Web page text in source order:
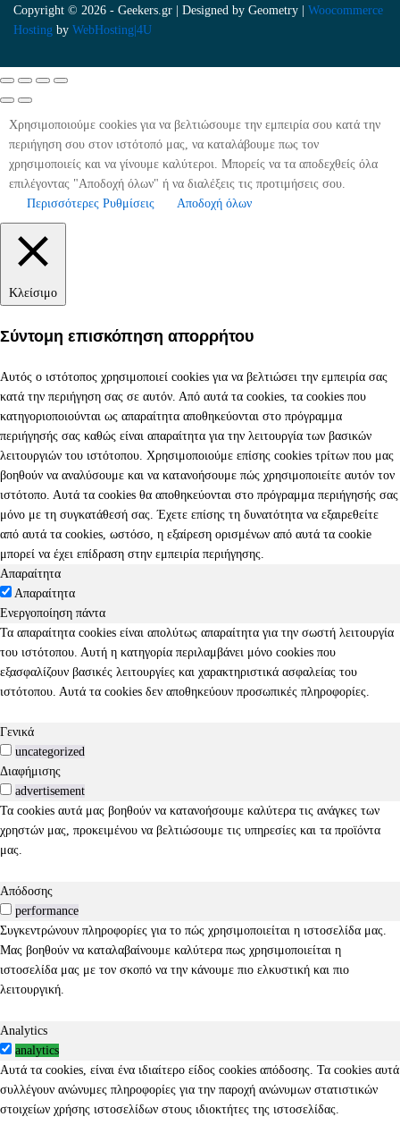
Copyright © 2026 - Geekers.gr | Designed by Geometry
Woocommerce
Hosting by WebHosting|4U
Χρησιμοποιούμε cookies για να βελτιώσουμε την εμπειρία σου κατά την
περιήγηση σου στον ιστότοπό μας, να καταλάβουμε πως τον
χρησιμοποιείς και να γίνουμε καλύτεροι. Μπορείς να τα αποδεχθείς όλα
επιλέγοντας "Αποδοχή όλων" ή να διαλέξεις τις προτιμήσεις σου.
Περισσότερες Ρυθμίσεις
Αποδοχή όλων
Κλείσιμο
Σύντομη επισκόπηση απορρήτου
Αυτός ο ιστότοπος χρησιμοποιεί cookies για να βελτιώσει την εμπειρία σας
κατά την περιήγηση σας σε αυτόν. Από αυτά τα cookies, τα cookies που
κατηγοριοποιούνται ως απαραίτητα αποθηκεύονται στο πρόγραμμα
περιήγησής σας καθώς είναι απαραίτητα για την λειτουργία των βασικών
λειτουργιών του ιστότοπου. Χρησιμοποιούμε επίσης cookies τρίτων που μας
βοηθούν να αναλύσουμε και να κατανοήσουμε πώς χρησιμοποιείτε αυτόν τον
ιστότοπο. Αυτά τα cookies θα αποθηκεύονται στο πρόγραμμα περιήγησής σας
μόνο με τη συγκατάθεσή σας. Έχετε επίσης τη δυνατότητα να εξαιρεθείτε
από αυτά τα cookies, ωστόσο, η εξαίρεση ορισμένων από αυτά τα cookie
μπορεί να έχει επίδραση στην εμπειρία περιήγησης.
Απαραίτητα
Απαραίτητα
Ενεργοποίηση πάντα
Τα απαραίτητα cookies είναι απολύτως απαραίτητα για την σωστή λειτουργία
του ιστότοπου. Αυτή η κατηγορία περιλαμβάνει μόνο cookies που
εξασφαλίζουν βασικές λειτουργίες και χαρακτηριστικά ασφαλείας του
ιστότοπου. Αυτά τα cookies δεν αποθηκεύουν προσωπικές πληροφορίες.
Γενικά
uncategorized
Διαφήμισης
advertisement
Τα cookies αυτά μας βοηθούν να κατανοήσουμε καλύτερα τις ανάγκες των
χρηστών μας, προκειμένου να βελτιώσουμε τις υπηρεσίες και τα προϊόντα
μας.
Απόδοσης
performance
Συγκεντρώνουν πληροφορίες για το πώς χρησιμοποιείται η ιστοσελίδα μας.
Μας βοηθούν να καταλαβαίνουμε καλύτερα πως χρησιμοποιείται η
ιστοσελίδα μας με τον σκοπό να την κάνουμε πιο ελκυστική και πιο
λειτουργική.
Analytics
analytics
Αυτά τα cookies, είναι ένα ιδιαίτερο είδος cookies απόδοσης. Τα cookies αυτά
συλλέγουν ανώνυμες πληροφορίες για την παροχή ανώνυμων στατιστικών
στοιχείων χρήσης ιστοσελίδων στους ιδιοκτήτες της ιστοσελίδας.